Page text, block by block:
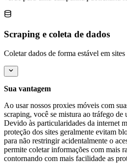
Scraping e coleta de dados
Coletar dados de forma estável em
Sua vantagem
Ao usar nossos proxies móveis com
scraping, você se mistura ao tráfego de
Devido às particularidades da internet
proteção dos sites geralmente evitam
para não restringir acidentalmente o
permite coletar informações com mais
contornando com mais facilidade as